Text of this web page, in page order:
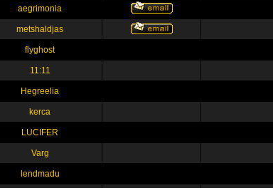
aegrimonia
metshaldjas
flyghost
11:11
Hegreelia
kerca
LUCIFER
Varg
lendmadu